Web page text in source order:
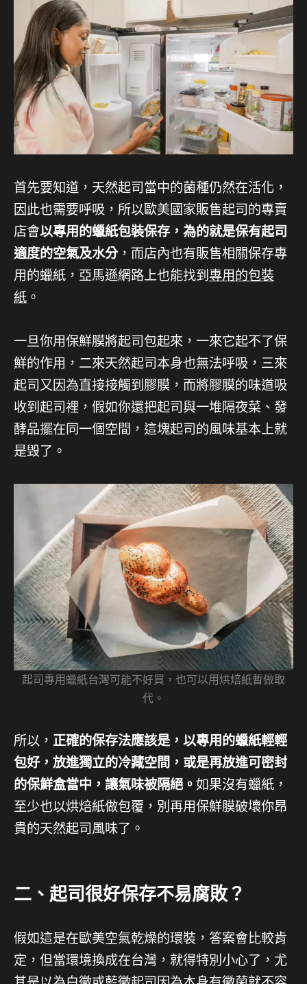
首先要知道，天然起司當中的菌種仍然在活化，
因此也需要呼吸，所以歐美國家販售起司的專賣
店會以專用的蠟紙包裝保存，為的就是保有起司
適度的空氣及水分，而店內也有販售相關保存專
用的蠟紙，亞馬遜網路上也能找到 專用的包裝
紙 。
一旦你用保鮮膜將起司包起來，一來它起不了保
鮮的作用，二來天然起司本身也無法呼吸，三來
起司又因為直接接觸到膠膜，而將膠膜的味道吸
收到起司裡，假如你還把起司與一堆隔夜菜、發
酵品擺在同一個空間，這塊起司的風味基本上就
是毁了。
起司專用蠟紙台灣可能不好買，也可以用烘焙紙暫做取
代。
所以， 正確的保存法應該是，以專用的蠟紙輕輕
包好，放進獨立的冷藏空間，或是再放進可密封
的保鮮盒當中，讓氣味被隔絕。 如果沒有蠟紙，
至少也以烘焙紙做包覆，別再用保鮮膜破壞你昂
貴的天然起司風味了。
二、起司很好保存不易腐敗？
假如這是在歐美空氣乾燥的環裝，答案會比較肯
定，但當環境換成在台灣，就得特別小心了，尤